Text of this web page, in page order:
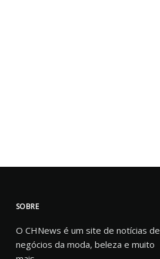
SOBRE
O CHNews é um site de notícias de
negócios da moda, beleza e muito